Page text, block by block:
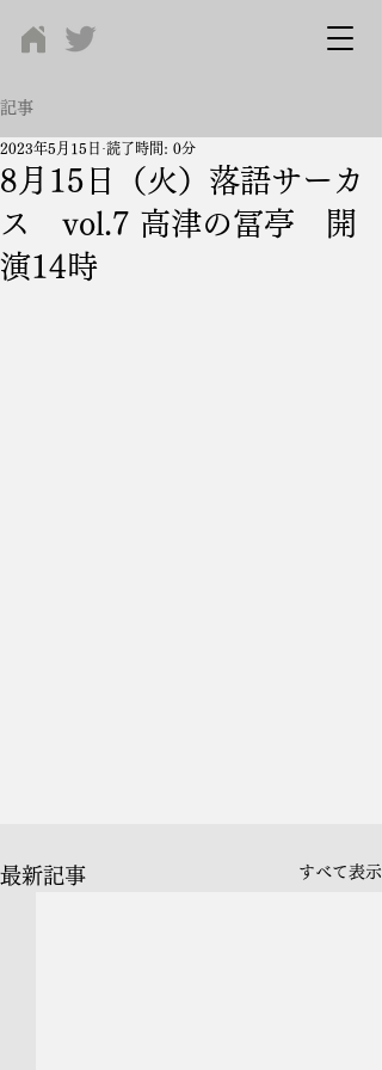
記事
8月15日（火）落語サーカ
ス vol.7 高津の冨亭 開
演14時
2023年5月15日 読了時間: 0分
最新記事 すべて表示